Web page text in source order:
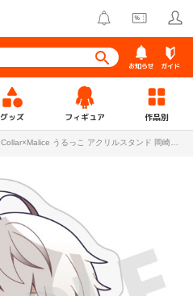
お知らせ ガイド
グッズ フィギュア 作品別
Collar×Malice うるっこ アクリルスタンド 岡崎